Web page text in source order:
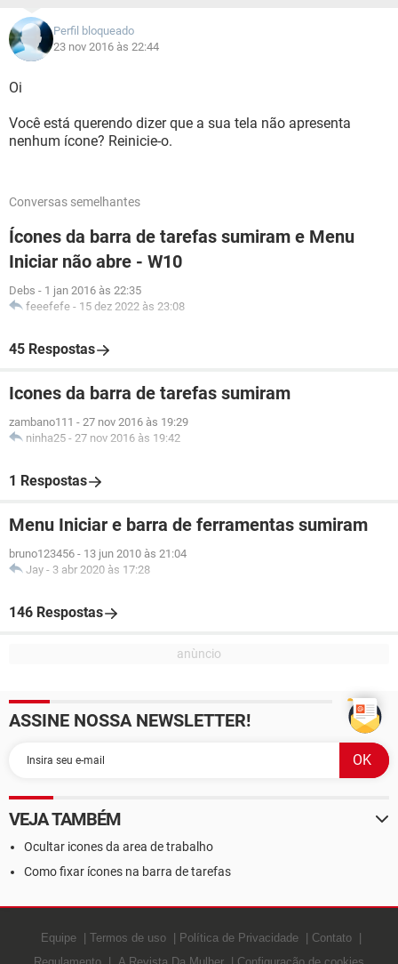
Perfil bloqueado
23 nov 2016 às 22:44
Oi
Você está querendo dizer que a sua tela não apresenta
nenhum ícone? Reinicie-o.
Conversas semelhantes
Ícones da barra de tarefas sumiram e Menu
Iniciar não abre - W10
Debs - 1 jan 2016 às 22:35
feeefefe - 15 dez 2022 às 23:08
45 Respostas
Icones da barra de tarefas sumiram
zambano111 - 27 nov 2016 às 19:29
ninha25 - 27 nov 2016 às 19:42
1 Respostas
Menu Iniciar e barra de ferramentas sumiram
bruno123456 - 13 jun 2010 às 21:04
Jay - 3 abr 2020 às 17:28
146 Respostas
ASSINE NOSSA NEWSLETTER!
VEJA TAMBÉM
Ocultar icones da area de trabalho
Como fixar ícones na barra de tarefas
Equipe Termos de uso Política de Privacidade
Contato